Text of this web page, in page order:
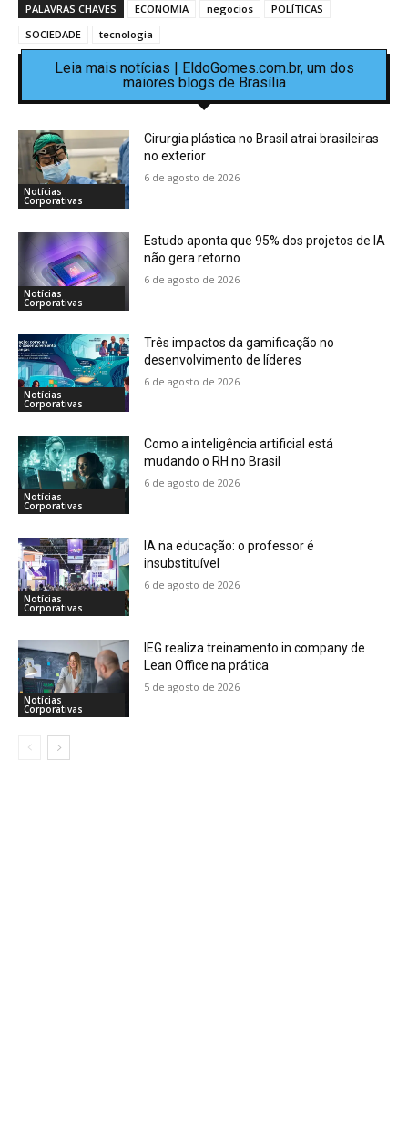
PALAVRAS CHAVES ECONOMIA negocios
POLÍTICAS
SOCIEDADE
tecnologia
Leia mais notícias | EldoGomes.com.br, um dos
maiores blogs de Brasília
Notícias
Corporativas
Cirurgia plástica no Brasil atrai brasileiras
no exterior
6 de agosto de 2026
Notícias
Corporativas
Estudo aponta que 95% dos projetos de IA
não gera retorno
6 de agosto de 2026
Notícias
Corporativas
Três impactos da gamificação no
desenvolvimento de líderes
6 de agosto de 2026
Notícias
Corporativas
Como a inteligência artificial está
mudando o RH no Brasil
6 de agosto de 2026
Notícias
Corporativas
IA na educação: o professor é
insubstituível
6 de agosto de 2026
Notícias
Corporativas
IEG realiza treinamento in company de
Lean Office na prática
5 de agosto de 2026